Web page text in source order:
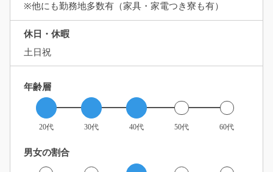
※他にも勤務地多数有（家具・家電つき寮も有）
休日・休暇
土日祝
年齢層
20代 30代 40代 50代 60代
男女の割合